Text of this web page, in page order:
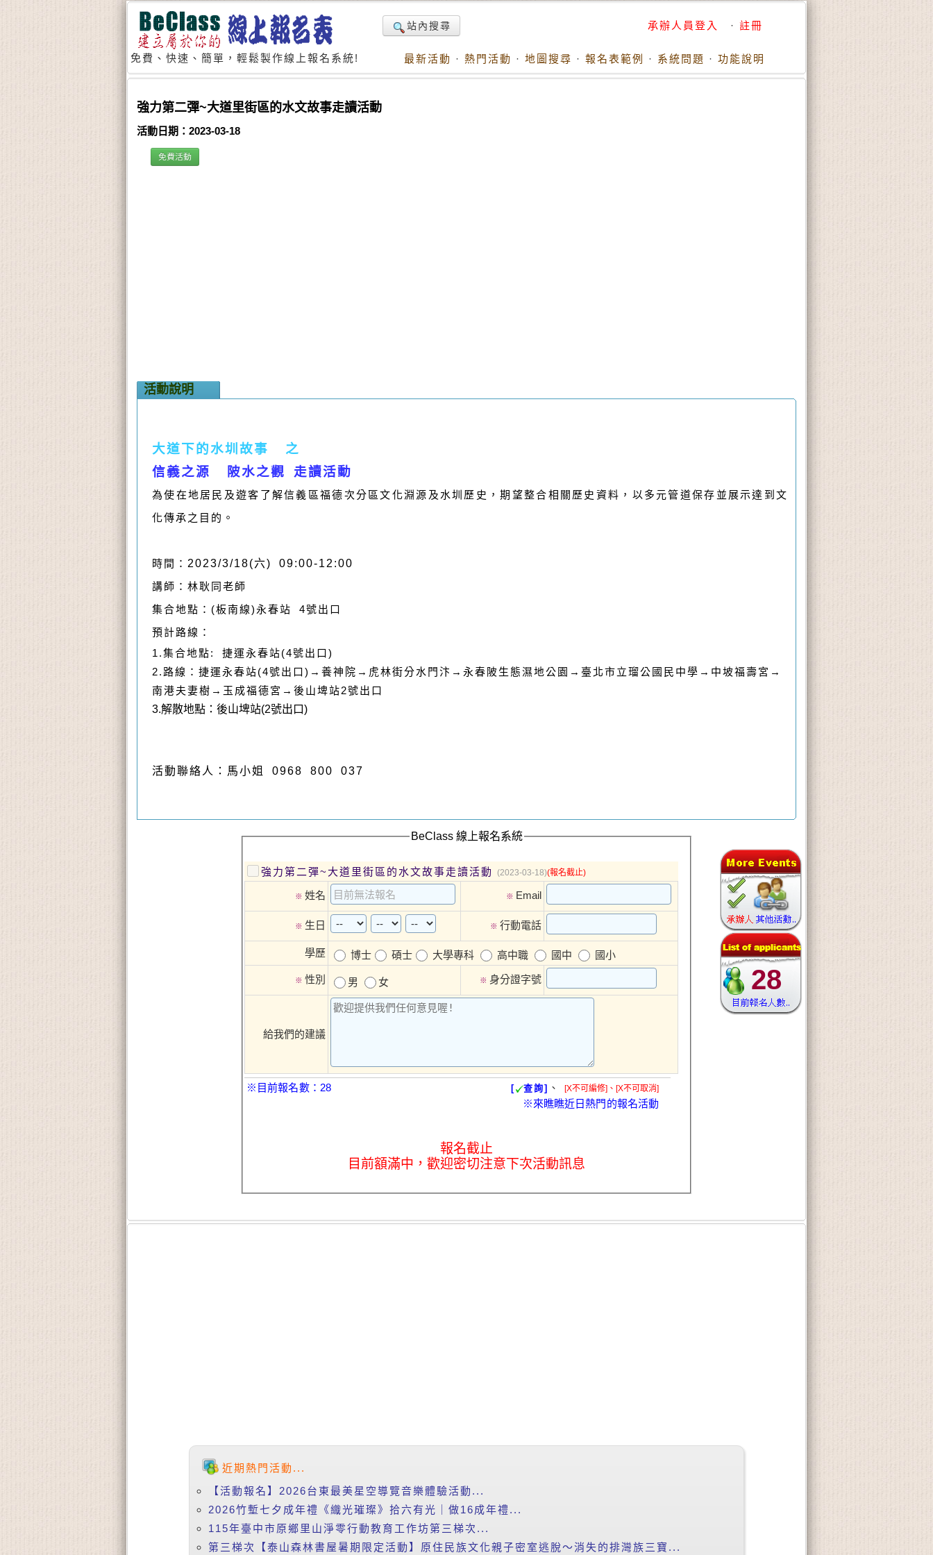
免費、快速、簡單，輕鬆製作線上報名系統!
站內搜尋 承辦人員登入 · 註冊
最新活動 · 熱門活動 · 地圖搜尋 · 報名表範例 · 系統問題 · 功能說明
強力第二彈~大道里街區的水文故事走讀活動
活動日期：2023-03-18
免費活動
活動說明
大道下的水圳故事 之
信義之源 陂水之觀 走讀活動
為使在地居民及遊客了解信義區福德次分區文化淵源及水圳歷史，期望整合相關歷史資料，以多元管道保存並展示達到文
化傳承之目的。
時間： 2023/3/18(六) 09:00-12:00
講師：林耿同老師
集合地點：(板南線)永春站 4號出口
預計路線：
1.集合地點: 捷運永春站(4號出口)
2. 路線：捷運永春站(4號出口) →養神院→虎林街分水門汴→永春陂生態濕地公園→臺北市立瑠公國民中學→中坡福壽宮→
南港夫妻樹→玉成福德宮→後山埤站2號出口
3.解散地點：後山埤站(2號出口)
活動聯絡人：馬小姐 0968 800 037
28
BeClass 線上報名系統
強力第二彈~大道里街區的水文故事走讀活動 (2023-03-18)(報名截止)
※ 姓名 ※ Email
※ 生日 ※ 行動電話
學歷 博士 碩士 大學專科 高中職 國中 國小
※ 性別 男 女 ※ 身分證字號
給我們的建議
※目前報名數：28 [ 查詢] 、 [X不可編修]、[X不可取消]
※來瞧瞧近日熱門的報名活動
報名截止
目前額滿中，歡迎密切注意下次活動訊息
近期熱門活動...
【活動報名】2026台東最美星空導覽音樂體驗活動...
2026竹塹七夕成年禮《織光璀璨》拾六有光｜做16成年禮...
115年臺中市原鄉里山淨零行動教育工作坊第三梯次...
第三梯次【泰山森林書屋暑期限定活動】原住民族文化親子密室逃脫～消失的排灣族三寶...